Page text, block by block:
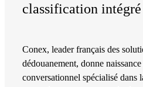
classification intégré
Conex, leader français des
dédouanement, donne
conversationnel spécialisé dans